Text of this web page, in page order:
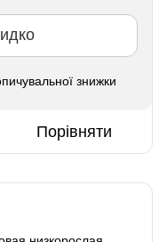
знижки
Порівняти